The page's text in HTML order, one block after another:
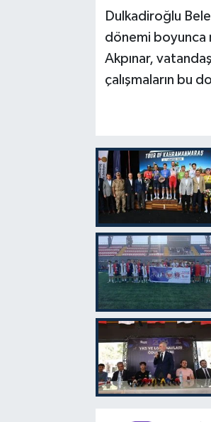
Dulkadiroğlu
dönemi boyunca
Akpınar,
çalışmaların bu